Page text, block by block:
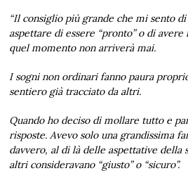
“Il consiglio più grande che mi sento
aspettare di essere “pronto” o di
quel momento non arriverà mai.
I sogni non ordinari fanno paura
sentiero già tracciato da altri.
Quando ho deciso di mollare tutto e
risposte. Avevo solo una grandissima
davvero, al di là delle aspettative della
altri consideravano “giusto” o “sicuro”.